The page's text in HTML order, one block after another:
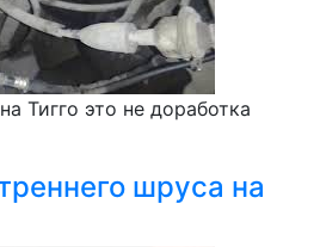
Тигго это не доработка
шруса на